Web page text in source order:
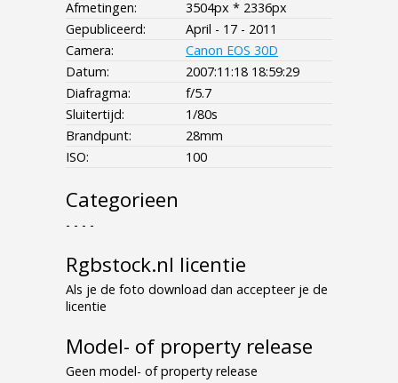
Afmetingen:
3504px * 2336px
Gepubliceerd:
April - 17 - 2011
Camera:
Canon EOS 30D
Datum:
2007:11:18 18:59:29
Diafragma:
f/5.7
Sluitertijd:
1/80s
Brandpunt:
28mm
ISO:
100
Categorieen
- - - -
Rgbstock.nl licentie
Als je de foto download dan accepteer je de
licentie
Model- of property release
Geen model- of property release